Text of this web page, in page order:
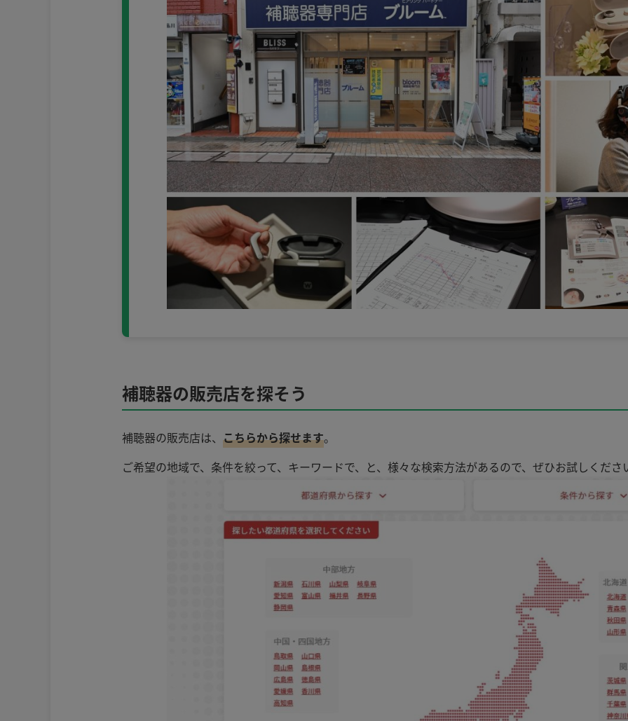
補聴器の販売店を探そう
補聴器の販売店は、 こちらから探せます。
ご希望の地域で、条件を絞って、キーワードで、と、様々な検索方法があるので、ぜひお試しくださ